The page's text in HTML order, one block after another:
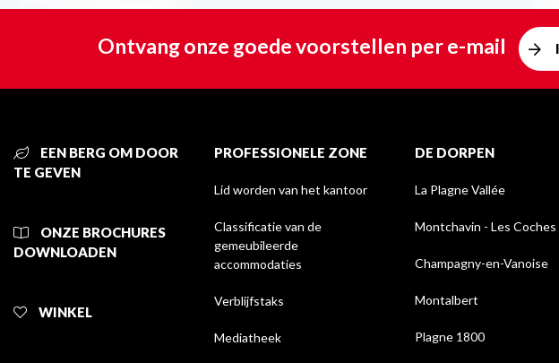
Ontvang onze goede voorstellen per e-mail
EEN BERG OM DOOR
TE GEVEN
ONZE BROCHURES
DOWNLOADEN
WINKEL
PROFESSIONELE ZONE
Lid worden van het kantoor
Classificatie van de
gemeubileerde
accommodaties
Verblijfstaks
Mediatheek
DE DORPEN
La Plagne Vallée
Montchavin - Les Coches
Champagny-en-Vanoise
Montalbert
Plagne 1800